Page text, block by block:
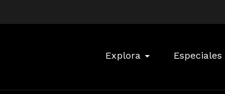
Explora Especiales